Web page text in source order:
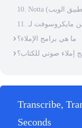
ما هي برامج الإملاء؟
إملاء صوتي للكتاب؟
Transcribe,
Seconds